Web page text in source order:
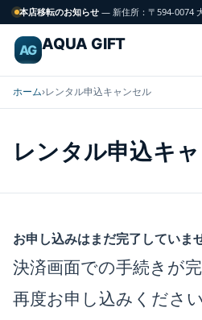
本店移転のお知らせ — 新住所：〒594-0074
AG AQUA GIFT
水
サンゴCORAL
飼育用品
ホーム›レンタル申込キャンセル
レンタル申込キ
お申し込みはまだ完了していま
決済画面での手続きが
再度お申し込みください